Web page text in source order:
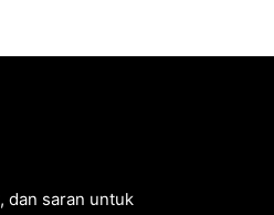
dan saran untuk